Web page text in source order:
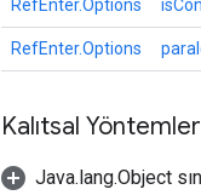
RefEnter.Options
RefEnter.Options
Kalıtsal Yöntemler
Java.lang.Object